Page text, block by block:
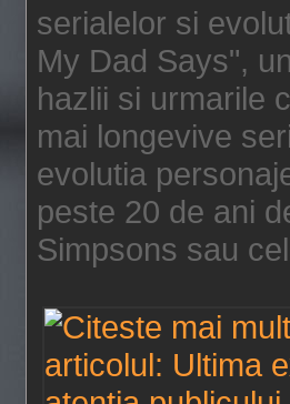
serialelor si
My Dad Says",
hazlii si urmarile
mai longevive
evolutia
peste 20 de ani
Simpsons sau